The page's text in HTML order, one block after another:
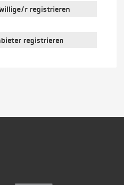
r registrieren
registrieren